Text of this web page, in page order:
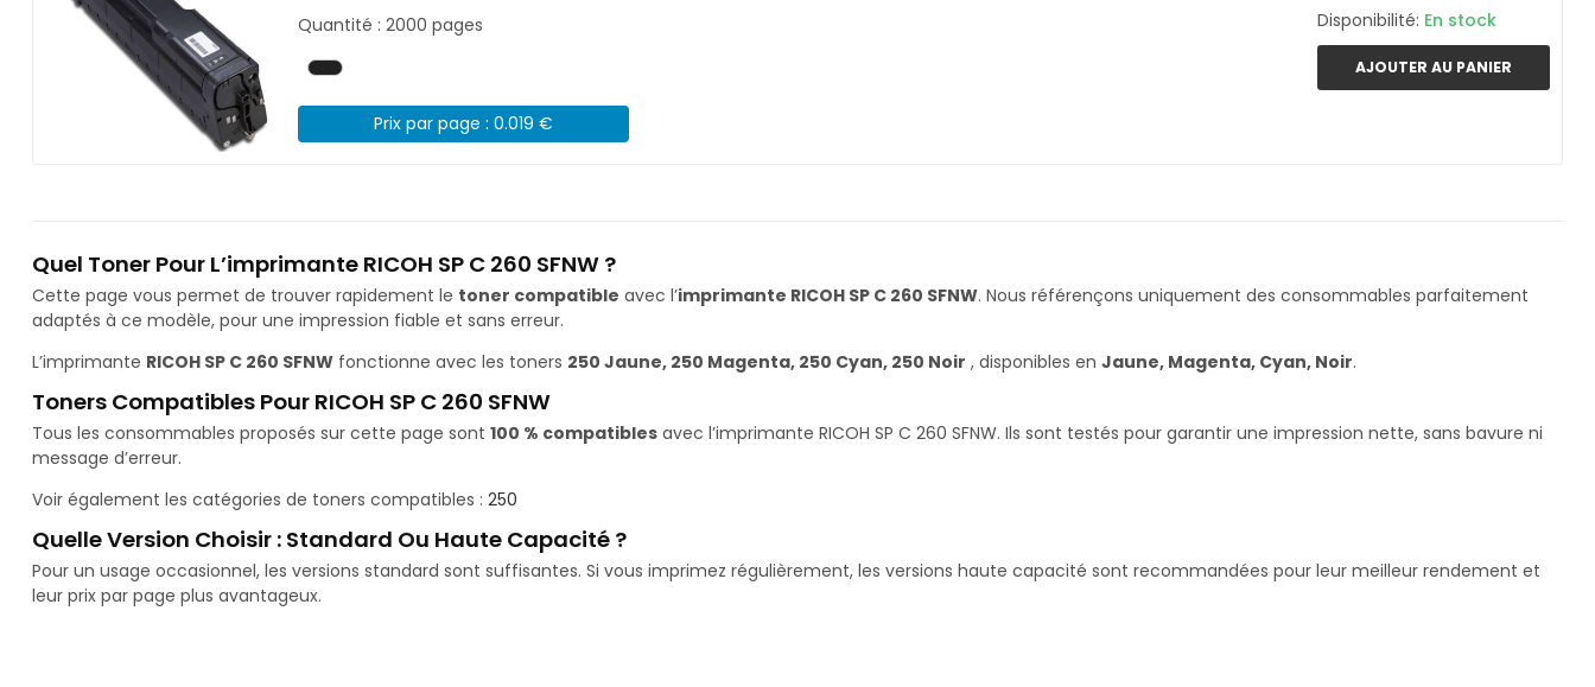
Quantité : 2000 pages
Prix par page : 0.019 €
Disponibilité: En stock
AJOUTER AU PANIER
Quel Toner Pour L’imprimante RICOH SP C 260 SFNW ?
Cette page vous permet de trouver rapidement le toner compatible avec l’imprimante RICOH SP C 260 SFNW. Nous référençons uniquement des consommables parfaitement
adaptés à ce modèle, pour une impression fiable et sans erreur.
L’imprimante RICOH SP C 260 SFNW fonctionne avec les toners 250 Jaune, 250 Magenta, 250 Cyan, 250 Noir , disponibles en Jaune, Magenta, Cyan, Noir.
Toners Compatibles Pour RICOH SP C 260 SFNW
Tous les consommables proposés sur cette page sont 100 % compatibles avec l’imprimante RICOH SP C 260 SFNW. Ils sont testés pour garantir une impression nette, sans bavure ni
message d’erreur.
Voir également les catégories de toners compatibles : 250
Quelle Version Choisir : Standard Ou Haute Capacité ?
Pour un usage occasionnel, les versions standard sont suffisantes. Si vous imprimez régulièrement, les versions haute capacité sont recommandées pour leur meilleur rendement et
leur prix par page plus avantageux.